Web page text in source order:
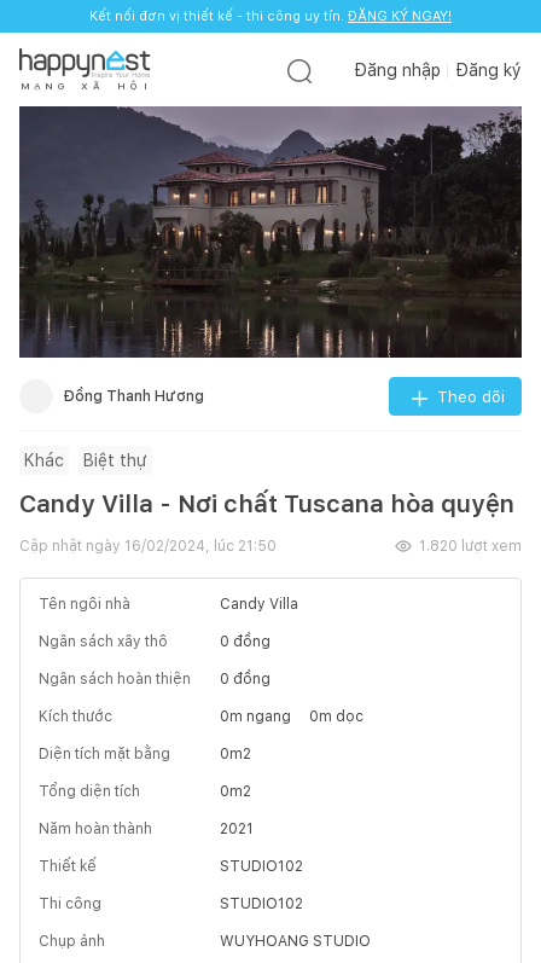
Kết nối đơn vị thiết kế - thi công uy tín. ĐĂNG KÝ NGAY!
M Ạ N G X Ã H Ộ I
Đăng nhập Đăng ký
Đồng Thanh Hương Theo dõi
Khác Biệt thự
Candy Villa - Nơi chất Tuscana hòa quyện
Cập nhật ngày 16/02/2024, lúc 21:50 1.820 lượt xem
Tên ngôi nhà Candy Villa
Ngân sách xây thô 0 đồng
Ngân sách hoàn thiện 0 đồng
Kích thước 0m ngang 0m dọc
Diện tích mặt bằng 0m2
Tổng diện tích 0m2
Năm hoàn thành 2021
Thiết kế STUDIO102
Thi công STUDIO102
Chụp ảnh WUYHOANG STUDIO